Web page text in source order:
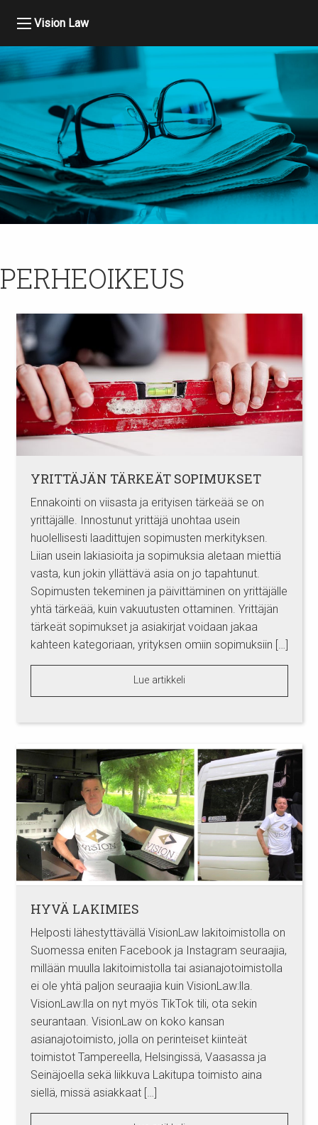
Vision Law
PERHEOIKEUS
YRITTÄJÄN TÄRKEÄT SOPIMUKSET
Ennakointi on viisasta ja erityisen tärkeää se on
yrittäjälle. Innostunut yrittäjä unohtaa usein
huolellisesti laadittujen sopimusten merkityksen.
Liian usein lakiasioita ja sopimuksia aletaan miettiä
vasta, kun jokin yllättävä asia on jo tapahtunut.
Sopimusten tekeminen ja päivittäminen on yrittäjälle
yhtä tärkeää, kuin vakuutusten ottaminen. Yrittäjän
tärkeät sopimukset ja asiakirjat voidaan jakaa
kahteen kategoriaan, yrityksen omiin sopimuksiin […]
Lue artikkeli
HYVÄ LAKIMIES
Helposti lähestyttävällä VisionLaw lakitoimistolla on
Suomessa eniten Facebook ja Instagram seuraajia,
millään muulla lakitoimistolla tai asianajotoimistolla
ei ole yhtä paljon seuraajia kuin VisionLaw:lla.
VisionLaw:lla on nyt myös TikTok tili, ota sekin
seurantaan. VisionLaw on koko kansan
asianajotoimisto, jolla on perinteiset kiinteät
toimistot Tampereella, Helsingissä, Vaasassa ja
Seinäjoella sekä liikkuva Lakitupa toimisto aina
siellä, missä asiakkaat […]